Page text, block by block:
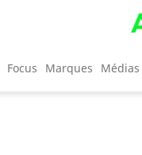
Focus Marques Médias